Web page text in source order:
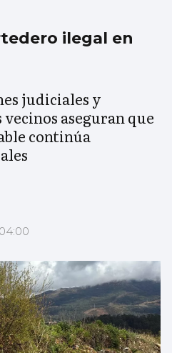
ilegal en
judiciales y
aseguran que
continúa